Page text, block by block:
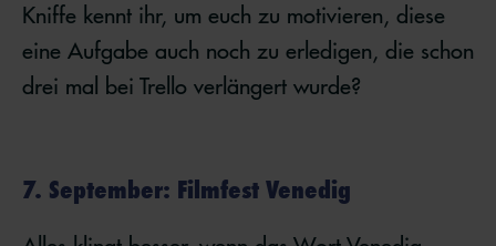
Kniffe kennt ihr, um euch zu motivieren, diese
eine Aufgabe auch noch zu erledigen, die schon
drei mal bei Trello verlängert wurde?
7. September: Filmfest Venedig